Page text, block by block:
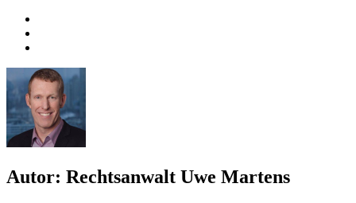
Autor: Rechtsanwalt Uwe Martens